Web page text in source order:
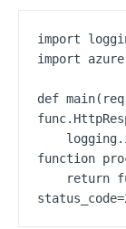
import
import
def
function